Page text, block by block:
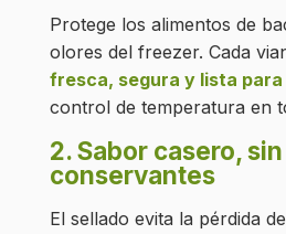
Protege los alimentos de
olores del freezer. Cada
fresca, segura y lista
control de temperatura en
2. Sabor casero, sin
conservantes
El sellado evita la pérdida